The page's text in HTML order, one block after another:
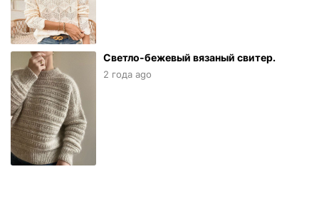
Светло-бежевый вязаный свитер.
2 года ago